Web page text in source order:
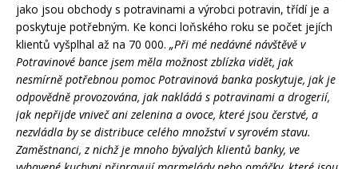
jako jsou obchody s potravinami a výrobci potravin, třídí je a
poskytuje potřebným. Ke konci loňského roku se počet jejích
klientů vyšplhal až na 70 000. „Při mé nedávné návštěvě v
Potravinové bance jsem měla možnost zblízka vidět, jak
nesmírně potřebnou pomoc Potravinová banka poskytuje, jak je
odpovědně provozována, jak nakládá s potravinami a drogerií,
jak nepřijde vniveč ani zelenina a ovoce, které jsou čerstvé, a
nezvládla by se distribuce celého množství v syrovém stavu.
Zaměstnanci, z nichž je mnoho bývalých klientů banky, ve